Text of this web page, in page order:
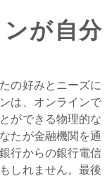
が自分
の好みとニーズに
は、オンラインで
ができる物理的な
たが金融機関を通
行からの銀行電信
しれません。最後